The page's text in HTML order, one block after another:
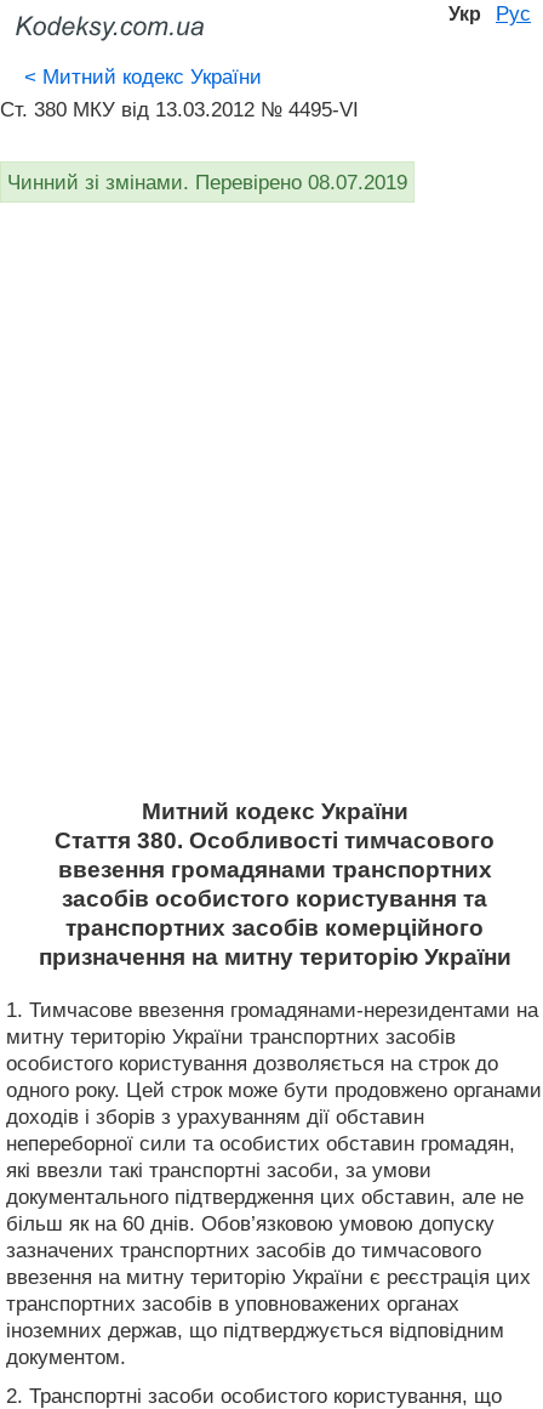
Укр Рус
< Митний кодекс України
Ст. 380 МКУ від 13.03.2012 № 4495-VI
Чинний зі змінами. Перевірено 08.07.2019
Митний кодекс України
Стаття 380. Особливості тимчасового
ввезення громадянами транспортних
засобів особистого користування та
транспортних засобів комерційного
призначення на митну територію України
1. Тимчасове ввезення громадянами-нерезидентами на
митну територію України транспортних засобів
особистого користування дозволяється на строк до
одного року. Цей строк може бути продовжено органами
доходів і зборів з урахуванням дії обставин
непереборної сили та особистих обставин громадян,
які ввезли такі транспортні засоби, за умови
документального підтвердження цих обставин, але не
більш як на 60 днів. Обов’язковою умовою допуску
зазначених транспортних засобів до тимчасового
ввезення на митну територію України є реєстрація цих
транспортних засобів в уповноважених органах
іноземних держав, що підтверджується відповідним
документом.
2. Транспортні засоби особистого користування, що